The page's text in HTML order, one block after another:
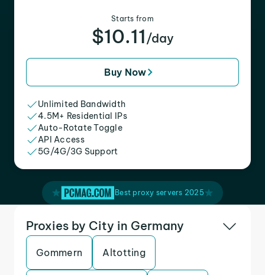
Starts from
$10.11 /day
Buy Now
Unlimited Bandwidth
4.5M+ Residential IPs
Auto-Rotate Toggle
API Access
5G/4G/3G Support
Best proxy servers 2025
Proxies by City in Germany
Gommern Altotting